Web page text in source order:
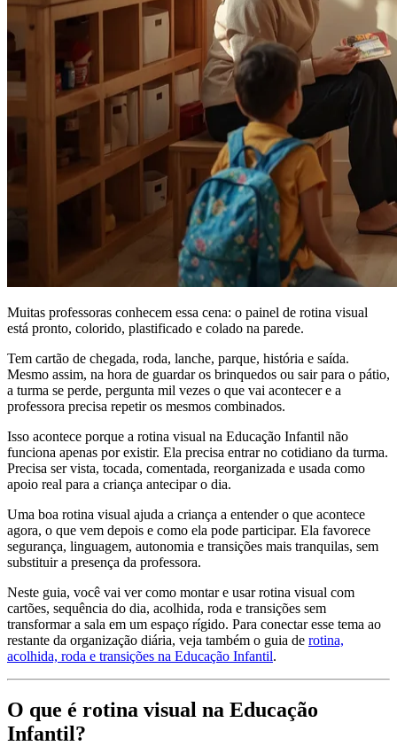
Muitas professoras conhecem essa cena: o painel de rotina visual
está pronto, colorido, plastificado e colado na parede.
Tem cartão de chegada, roda, lanche, parque, história e saída.
Mesmo assim, na hora de guardar os brinquedos ou sair para o pátio,
a turma se perde, pergunta mil vezes o que vai acontecer e a
professora precisa repetir os mesmos combinados.
Isso acontece porque a rotina visual na Educação Infantil não
funciona apenas por existir. Ela precisa entrar no cotidiano da turma.
Precisa ser vista, tocada, comentada, reorganizada e usada como
apoio real para a criança antecipar o dia.
Uma boa rotina visual ajuda a criança a entender o que acontece
agora, o que vem depois e como ela pode participar. Ela favorece
segurança, linguagem, autonomia e transições mais tranquilas, sem
substituir a presença da professora.
Neste guia, você vai ver como montar e usar rotina visual com
cartões, sequência do dia, acolhida, roda e transições sem
transformar a sala em um espaço rígido. Para conectar esse tema ao
restante da organização diária, veja também o guia de rotina,
acolhida, roda e transições na Educação Infantil.
O que é rotina visual na Educação
Infantil?